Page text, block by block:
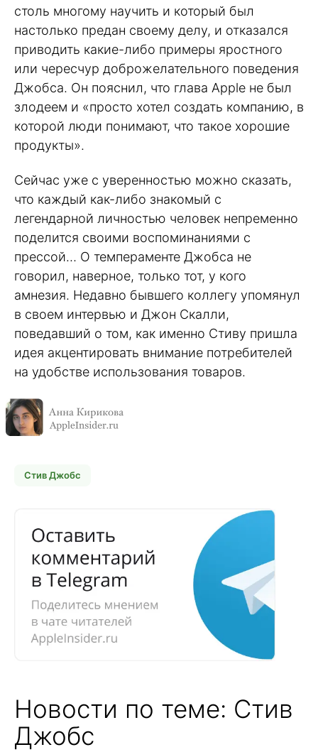
столь многому научить и который был
настолько предан своему делу, и отказался
приводить какие-либо примеры яростного
или чересчур доброжелательного поведения
Джобса. Он пояснил, что глава Apple не был
злодеем и «просто хотел создать компанию, в
которой люди понимают, что такое хорошие
продукты».
Сейчас уже с уверенностью можно сказать,
что каждый как-либо знакомый с
легендарной личностью человек непременно
поделится своими воспоминаниями с
прессой… О темпераменте Джобса не
говорил, наверное, только тот, у кого
амнезия. Недавно бывшего коллегу упомянул
в своем интервью и Джон Скалли,
поведавший о том, как именно Стиву пришла
идея акцентировать внимание потребителей
на удобстве использования товаров.
Стив Джобс
Новости по теме: Стив
Джобс